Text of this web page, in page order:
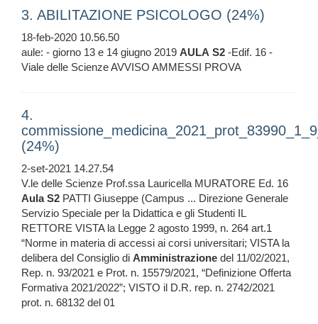
3. ABILITAZIONE PSICOLOGO (24%)
18-feb-2020 10.56.50
aule: - giorno 13 e 14 giugno 2019 AULA S2 -Edif. 16 -
Viale delle Scienze AVVISO AMMESSI PROVA
4.
(24%)
2-set-2021 14.27.54
V.le delle Scienze Prof.ssa Lauricella MURATORE Ed. 16
Aula S2 PATTI Giuseppe (Campus ... Direzione Generale
Servizio Speciale per la Didattica e gli Studenti IL
RETTORE VISTA la Legge 2 agosto 1999, n. 264 art.1
“Norme in materia di accessi ai corsi universitari; VISTA la
delibera del Consiglio di Amministrazione del 11/02/2021,
Rep. n. 93/2021 e Prot. n. 15579/2021, “Definizione Offerta
Formativa 2021/2022”; VISTO il D.R. rep. n. 2742/2021
prot. n. 68132 del 01